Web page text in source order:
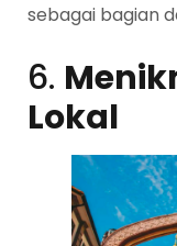
sebagai bagian
6.
Lokal